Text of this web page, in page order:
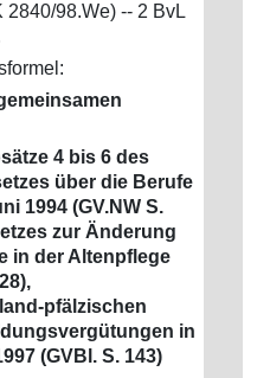
2840/98.We) -- 2 BvL
4 bis 6 des
über die Berufe
1994 (GV.NW S.
zur Änderung
in der Altenpflege
pfälzischen
in
(GVBl. S. 143)